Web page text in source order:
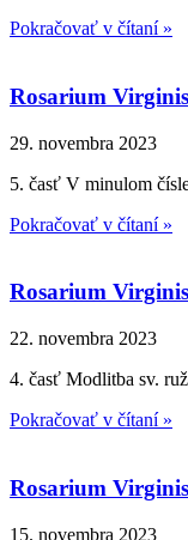
Pokračovať v čítaní »
Rosarium
29. novembra 2023
5. časť V minulom
Pokračovať v čítaní »
Rosarium
22. novembra 2023
4. časť Modlitba sv.
Pokračovať v čítaní »
Rosarium
15. novembra 2023